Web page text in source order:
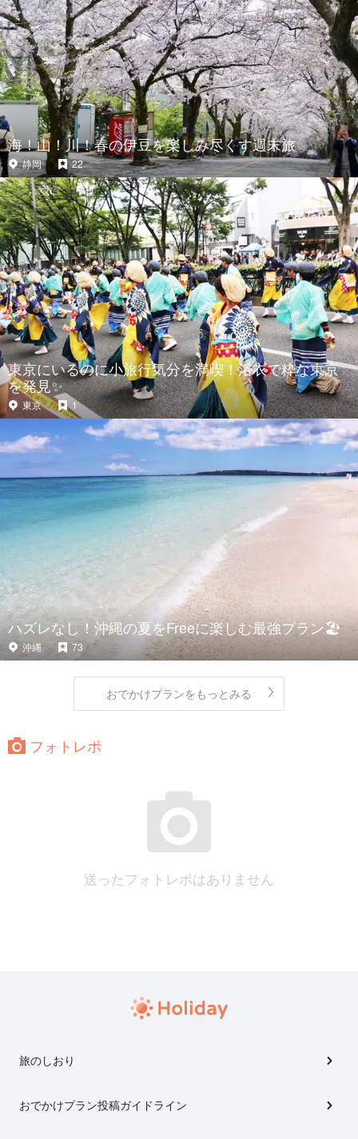
海！山！川！春の伊豆を楽しみ尽くす週末旅
静岡 22
東京にいるのに小旅行気分を満喫！浴衣で粋な東京
を発見✨
東京 1
ハズレなし！沖縄の夏をFreeに楽しむ最強プラン🏖
沖縄 73
おでかけプランをもっとみる
フォトレポ
送ったフォトレポはありません
旅のしおり
おでかけプラン投稿ガイドライン